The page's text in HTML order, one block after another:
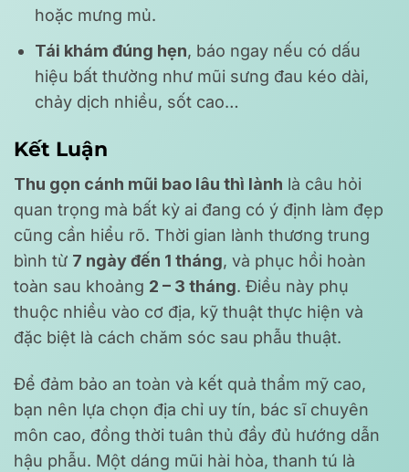
hoặc mưng mủ.
Tái khám đúng hẹn, báo ngay nếu có dấu
hiệu bất thường như mũi sưng đau kéo dài,
chảy dịch nhiều, sốt cao…
Kết Luận
Thu gọn cánh mũi bao lâu thì lành là câu hỏi
quan trọng mà bất kỳ ai đang có ý định làm đẹp
cũng cần hiểu rõ. Thời gian lành thương trung
bình từ 7 ngày đến 1 tháng, và phục hồi hoàn
toàn sau khoảng 2 – 3 tháng. Điều này phụ
thuộc nhiều vào cơ địa, kỹ thuật thực hiện và
đặc biệt là cách chăm sóc sau phẫu thuật.
Để đảm bảo an toàn và kết quả thẩm mỹ cao,
bạn nên lựa chọn địa chỉ uy tín, bác sĩ chuyên
môn cao, đồng thời tuân thủ đầy đủ hướng dẫn
hậu phẫu. Một dáng mũi hài hòa, thanh tú là